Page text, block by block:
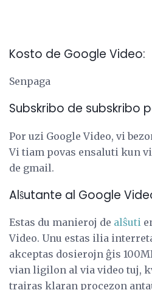
Kosto de Google Video:
Senpaga
Subskribo de subskribo
Por uzi Google Video, vi
Vi tiam povas ensaluti kun
de gmail.
Alŝutante al Google
Estas du manieroj de alŝuti
Video. Unu estas ilia
akceptas dosierojn ĝis
vian ligilon al via video tuj,
trairas klaran procezon